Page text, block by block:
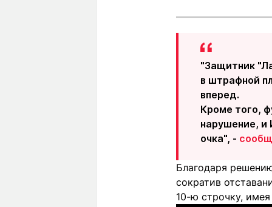
"Защитник
в штрафной
вперед.
Кроме того,
нарушение, и
очка", -
Благодаря
сократив
10-ю строчку,